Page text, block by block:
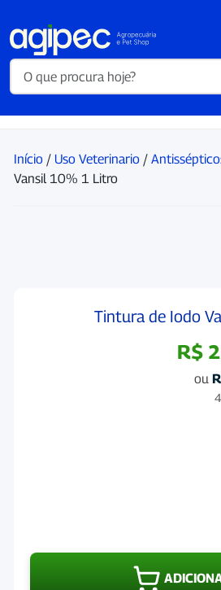
Início / Uso Veterinario /
Vansil 10% 1 Litro
Tintura de Iodo
R$
ou